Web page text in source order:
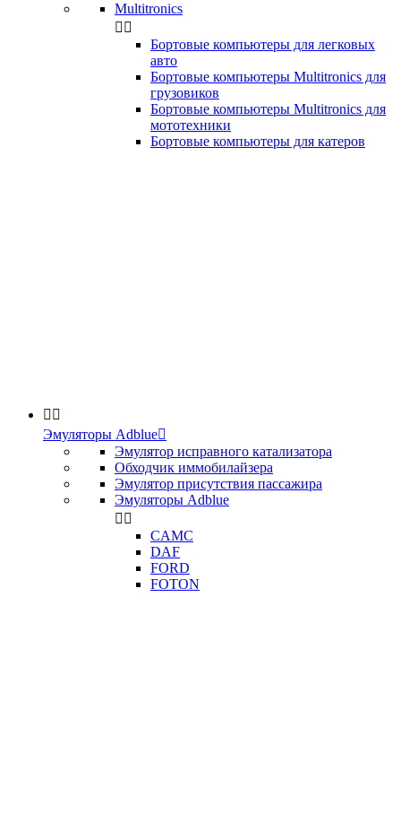
Multitronics
 
Бортовые компьютеры для легковых
авто
Бортовые компьютеры Multitronics для
грузовиков
Бортовые компьютеры Multitronics для
мототехники
Бортовые компьютеры для катеров
 
Эмуляторы Adblue
Эмулятор исправного катализатора
Обходчик иммобилайзера
Эмулятор присутствия пассажира
Эмуляторы Adblue
 
CAMC
DAF
FORD
FOTON